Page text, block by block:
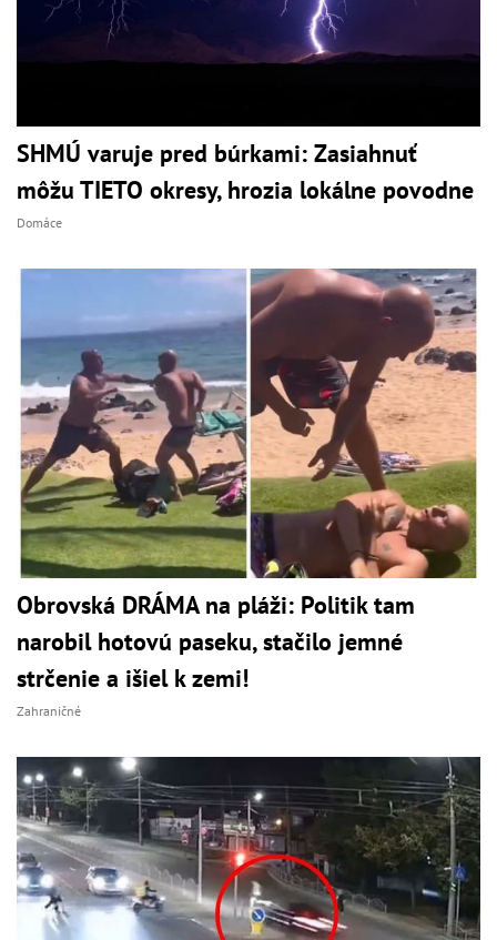
SHMÚ varuje pred búrkami: Zasiahnuť
môžu TIETO okresy, hrozia lokálne povodne
Domáce
Obrovská DRÁMA na pláži: Politik tam
narobil hotovú paseku, stačilo jemné
strčenie a išiel k zemi!
Zahraničné